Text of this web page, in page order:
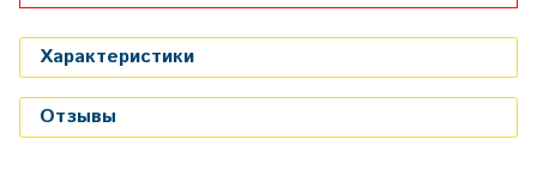
Характеристики
Отзывы